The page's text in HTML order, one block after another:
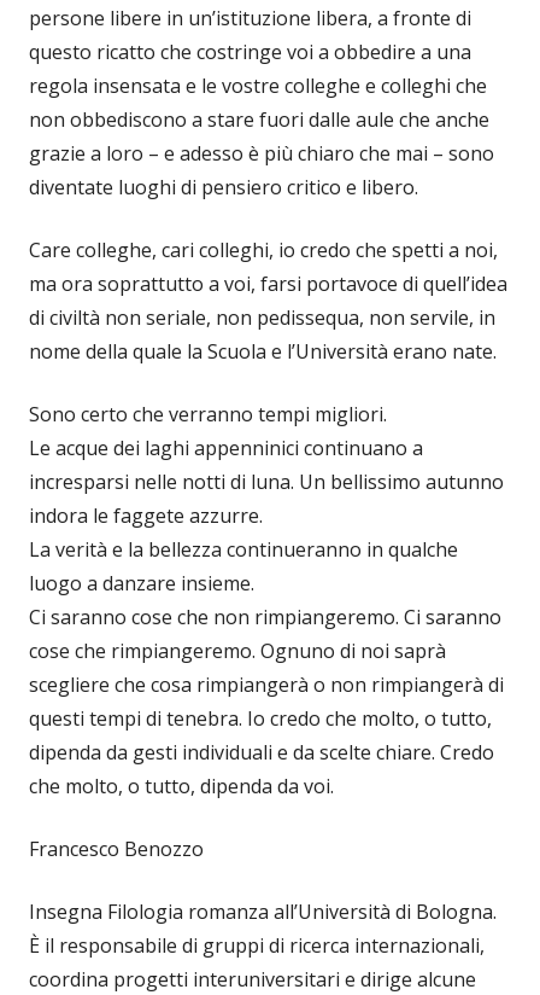
persone libere in un’istituzione libera, a fronte di
questo ricatto che costringe voi a obbedire a una
regola insensata e le vostre colleghe e colleghi che
non obbediscono a stare fuori dalle aule che anche
grazie a loro – e adesso è più chiaro che mai – sono
diventate luoghi di pensiero critico e libero.
Care colleghe, cari colleghi, io credo che spetti a noi,
ma ora soprattutto a voi, farsi portavoce di quell’idea
di civiltà non seriale, non pedissequa, non servile, in
nome della quale la Scuola e l’Università erano nate.
Sono certo che verranno tempi migliori.
Le acque dei laghi appenninici continuano a
incresparsi nelle notti di luna. Un bellissimo autunno
indora le faggete azzurre.
La verità e la bellezza continueranno in qualche
luogo a danzare insieme.
Ci saranno cose che non rimpiangeremo. Ci saranno
cose che rimpiangeremo. Ognuno di noi saprà
scegliere che cosa rimpiangerà o non rimpiangerà di
questi tempi di tenebra. Io credo che molto, o tutto,
dipenda da gesti individuali e da scelte chiare. Credo
che molto, o tutto, dipenda da voi.
Francesco Benozzo
Insegna Filologia romanza all’Università di Bologna.
È il responsabile di gruppi di ricerca internazionali,
coordina progetti interuniversitari e dirige alcune